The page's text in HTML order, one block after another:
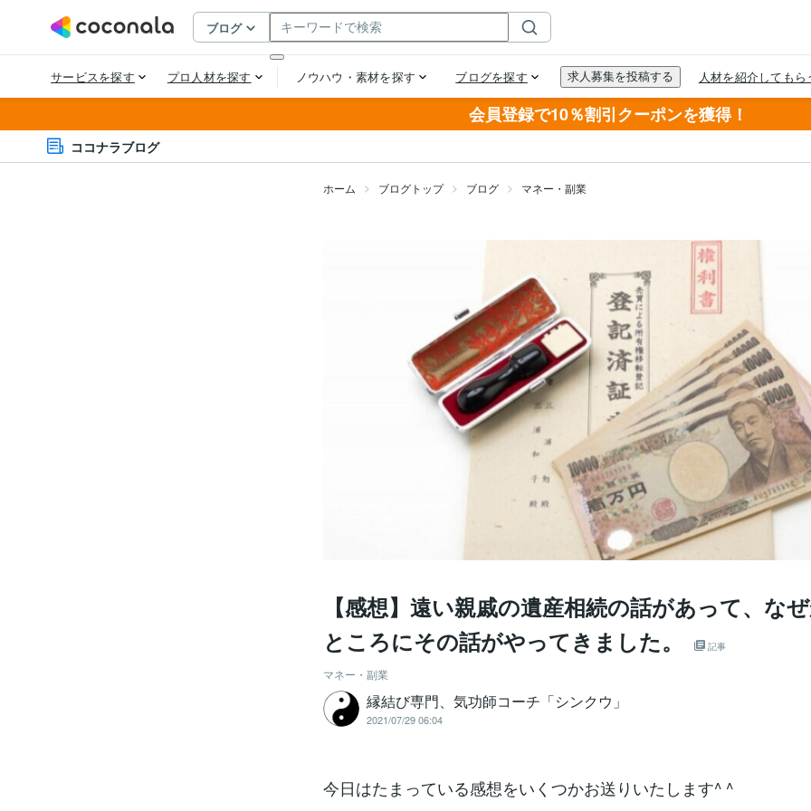
会員登録で10％割引クーポンを獲得！
ココナラブログ
ホーム ブログトップ ブログ マネー・副業
【感想】遠い親戚の遺産相続の話があって、な
ところにその話がやってきました。
記事
マネー・副業
縁結び専門、気功師コーチ「シンクウ」
2021/07/29 06:04
今日はたまっている感想をいくつかお送りいたします^ ^